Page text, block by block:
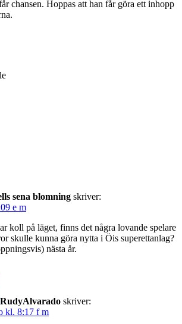
chansen. Hoppas att han får göra ett inhopp
sena blomning skriver:
e m
koll på läget, finns det några lovande spelare
skulle kunna göra nytta i Öis superettanlag?
nästa år.
RudyAlvarado skriver:
kl. 8:17 f m